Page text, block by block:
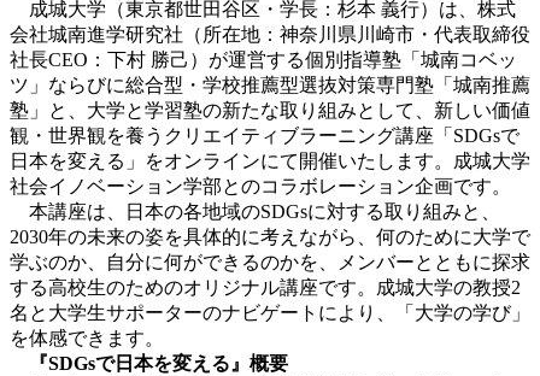
成城大学（東京都世田谷区・学長：杉本 義行）は、株式
会社城南進学研究社（所在地：神奈川県川崎市・代表取締役
社長CEO：下村 勝己）が運営する個別指導塾「城南コベッ
ツ」ならびに総合型・学校推薦型選抜対策専門塾「城南推薦
塾」と、大学と学習塾の新たな取り組みとして、新しい価値
観・世界観を養うクリエイティブラーニング講座「SDGsで
日本を変える」をオンラインにて開催いたします。成城大学
社会イノベーション学部とのコラボレーション企画です。
本講座は、日本の各地域のSDGsに対する取り組みと、
2030年の未来の姿を具体的に考えながら、何のために大学で
学ぶのか、自分に何ができるのかを、メンバーとともに探求
する高校生のためのオリジナル講座です。成城大学の教授2
名と大学生サポーターのナビゲートにより、「大学の学び」
を体感できます。
『SDGsで日本を変える』概要